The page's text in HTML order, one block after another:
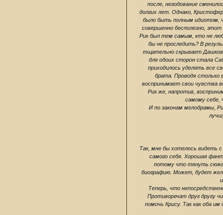
после, негодование
долгих лет. Однако,
было быть полным идиотом,
совершенно бесполезно,
Рик был тем самым, кто не
бы не проследить? В
тщательно скрывает
для обоих сторон стала
приходилось уделять все
брата. Проводя столько
воспринимает свои чувства
Рик же, напротив,
самому себе,
И по законам мелодрамы,
Так, мне бы хотелось видеть
самого себя. Хорошая
потому что тянуть
биографию. Может, будет
Теперь, что
Противоречат друг другу
помочь Крису. Так как оба